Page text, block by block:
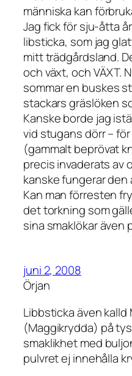
människa kan
Jag fick för sju-åtta
libsticka, som jag
mitt trädgårdsland.
och växt, och VÄXT.
sommar en buskes
stackars gräslöken
Kanske borde jag
vid stugans dörr –
(gammalt beprövat
precis invaderats av
kanske fungerar den
Kan man förresten
det torkning som
sina smaklökar även
juni 2, 2008
Örjan
Libbsticka även kalld
(Maggikrydda) på
smaklikhet med
pulvret ej innehålla